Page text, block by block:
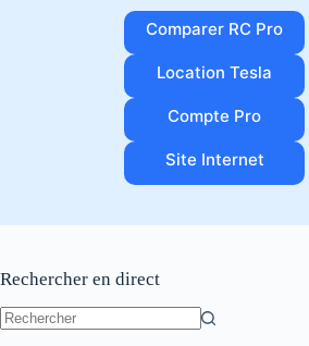
Comparer RC Pro
Location Tesla
Compte Pro
Site Internet
Rechercher en direct